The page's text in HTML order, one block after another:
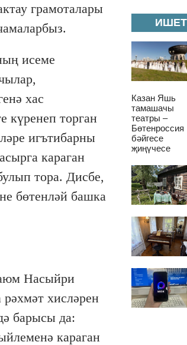
грамоталары
исеме
хас
күренеп торган
игътибарны
караган
тора. Дисбе,
бөтенләй башка
Насыйри
хисләрен
барысы да:
караган
Казан Яшь
тамашачы
театры –
Бөтенроссия
бәйгесе
җиңүчесе